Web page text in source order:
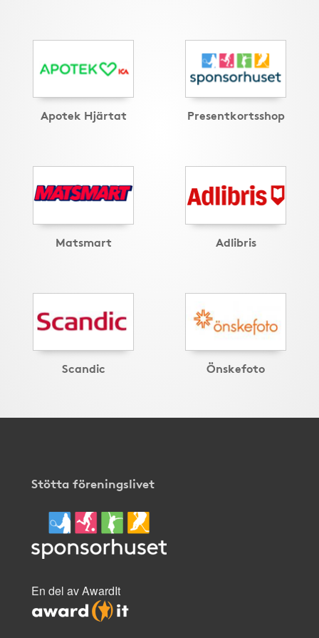
Apotek Hjärtat Presentkortsshop
Matsmart Adlibris
Scandic Önskefoto
Stötta föreningslivet
En del av AwardIt